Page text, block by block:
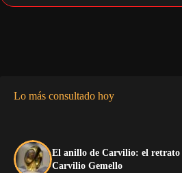
Lo más consultado hoy
El anillo de Carvilio: el retrato
Carvilio Gemello